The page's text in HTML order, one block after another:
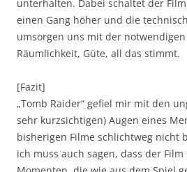
unterhalten. Dabei schaltet der
einen Gang höher und die
umsorgen uns mit der
Räumlichkeit, Güte, all das stimmt.
[Fazit]
„Tomb Raider“ gefiel mir mit den
sehr kurzsichtigen) Augen eines
bisherigen Filme schlichtweg nicht
ich muss auch sagen, dass der